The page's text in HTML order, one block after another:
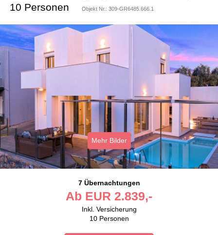
10 Personen
Objekt Nr.: 309-GR6485.666.1
Mehr Bilder
7 Übernachtungen
Ab EUR 2.839,-
Inkl. Versicherung
10 Personen